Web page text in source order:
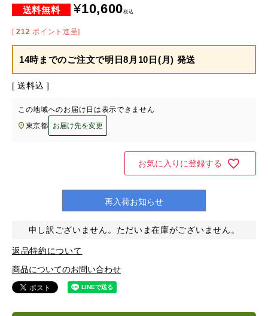
¥10,600税込
[ 212 ポイント進呈]
14時までのご注文で明日8月10日(月) 発送
送料込
この地域へのお届け日は表示できません
東京都
お届け先を変更
お気に入りに登録する
再入荷お知らせ
申し訳ございません。ただいま在庫がございません。
返品特約について
商品についてのお問い合わせ